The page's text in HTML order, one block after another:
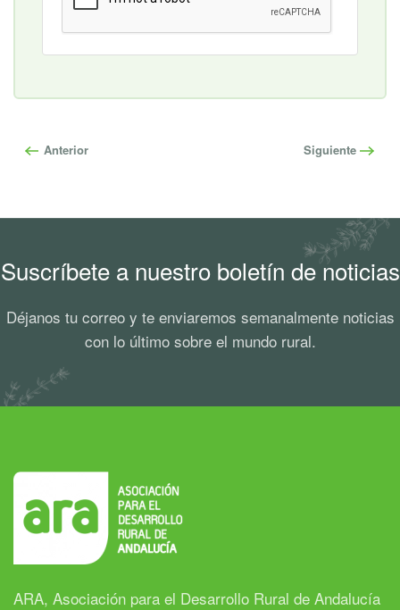
Anterior Siguiente
Suscríbete a nuestro boletín de noticias
Déjanos tu correo y te enviaremos semanalmente noticias
con lo último sobre el mundo rural.
ARA, Asociación para el Desarrollo Rural de Andalucía